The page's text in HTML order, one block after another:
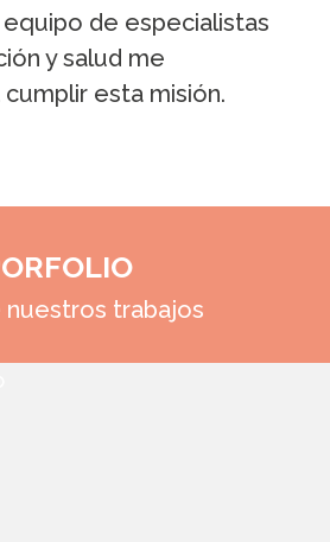
de especialistas
y salud me
esta misión.
nuestros trabajos